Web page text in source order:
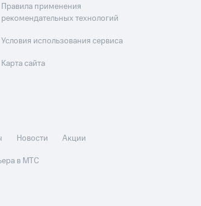
Правила применения
рекомендательных технологий
Условия использования сервиса
Карта сайта
Новости
Акции
в МТС